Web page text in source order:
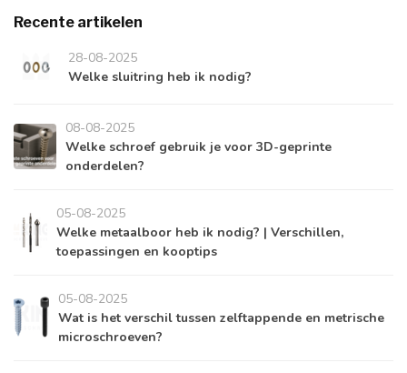
Recente artikelen
28-08-2025
Welke sluitring heb ik nodig?
08-08-2025
Welke schroef gebruik je voor 3D-geprinte
onderdelen?
05-08-2025
Welke metaalboor heb ik nodig? | Verschillen,
toepassingen en kooptips
05-08-2025
Wat is het verschil tussen zelftappende en metrische
microschroeven?